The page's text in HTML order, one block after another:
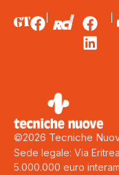
©2026 Tecniche
Sede legale: Via
5.000.000 euro